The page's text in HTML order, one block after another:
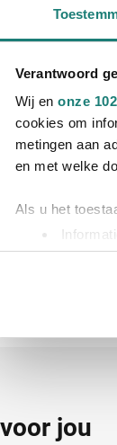
Verantwoord
Wij en onze
cookies om
metingen aan
en met welke
Als u het
Uw
toestemming
merknaam of
afdeling of
voorbeeld
logo er op de
resultaat.
jou